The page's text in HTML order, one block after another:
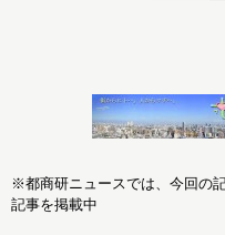
※都商研ニュースでは、今回の
記事を掲載中